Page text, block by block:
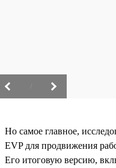
Но самое главное,
EVP для продвижения
Его итоговую версию,